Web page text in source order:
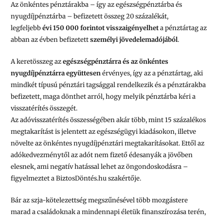
Az önkéntes pénztárakba – így az egészségpénztárba és
nyugdíjpénztárba – befizetett összeg 20 százalékát,
legfeljebbévi150 000 forintot visszaigényelheta pénztártag az
abban az évben befizetettszemélyi jövedelemadójából.
A keretösszeg azegészségpénztárra és az önkéntes
nyugdíjpénztárra együttesenérvényes, így az a pénztártag, aki
mindkét típusú pénztári tagsággal rendelkezik és a pénztárakba
befizetett, maga dönthet arról, hogy melyik pénztárba kéri a
visszatérítés összegét.
Az adóvisszatérítés összességében akár több, mint 15 százalékos
megtakarítást is jelentett az egészségügyi kiadásokon, illetve
növelte az önkéntes nyugdíjpénztári megtakarításokat. Ettől az
adókedvezménytől az adót nem fizető édesanyák a jövőben
elesnek, ami negatív hatással lehet az öngondoskodásra –
figyelmeztet a BiztosDöntés.hu szakértője.
Bár az szja-kötelezettség megszűnésével több mozgástere
marad a családoknak a mindennapi életük finanszírozása terén,